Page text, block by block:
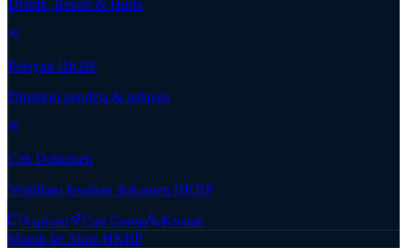
Distrik, Resort & Huria
Pelayan HKBP
Direktori pendeta & pelayan
Cek Dokumen
Verifikasi keaslian dokumen HKBP
Aspirasi Cari Gereja
Kontak
Masuk ke Akun HKBP